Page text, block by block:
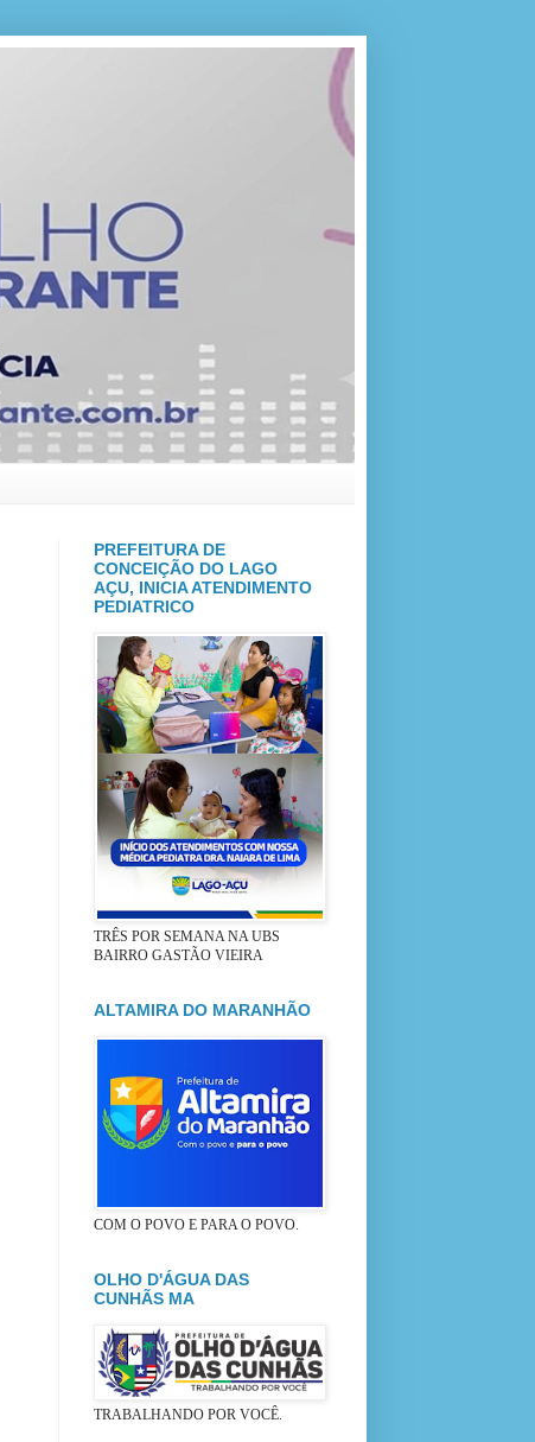
PREFEITURA DE
CONCEIÇÃO DO LAGO
AÇU, INICIA ATENDIMENTO
PEDIATRICO
TRÊS POR SEMANA NA UBS
BAIRRO GASTÃO VIEIRA
ALTAMIRA DO MARANHÃO
COM O POVO E PARA O POVO.
OLHO D'ÁGUA DAS
CUNHÃS MA
TRABALHANDO POR VOCÊ.